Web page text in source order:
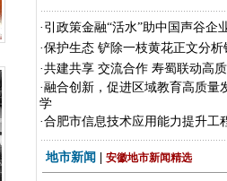
· 引政策金融“活水”助中国声谷企
·保护生态 铲除一枝黄花正文分析
·共建共享 交流合作 寿蜀联动高
·融合创新，促进区域教育高质
学
·合肥市信息技术应用能力提升工
地市新闻 安徽地市新闻精选